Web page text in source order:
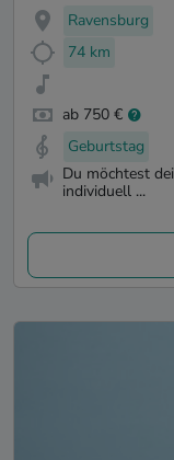
Ravensburg
74 km
ab 750 €
Geburtstag
Du möchtest
individuell ...